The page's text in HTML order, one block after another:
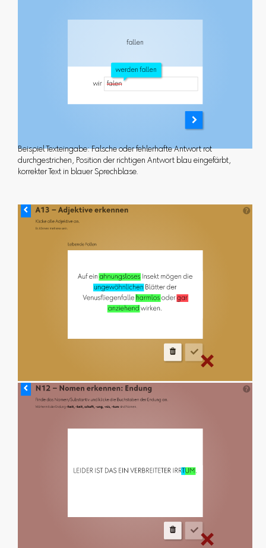
Beispiel Texteingabe: Falsche oder fehlerhafte Antwort rot
durchgestrichen, Position der richtigen Antwort blau eingefärbt,
korrekter Text in blauer Sprechblase.